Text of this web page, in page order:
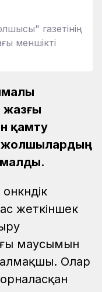
газетінің
меншікті
жазғы
қамту
жеткіншек
маусымын
Олар